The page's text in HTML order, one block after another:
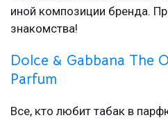
иной композиции бренда.
знакомства!
Dolce & Gabbana The
Parfum
Все, кто любит табак в